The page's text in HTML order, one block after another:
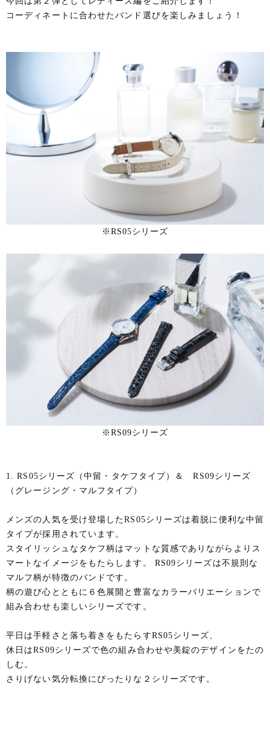
コーディネートに合わせたバンド選びを楽しみましょう！
※RS05シリーズ
※RS09シリーズ
1. RS05シリーズ（中留・タケフタイプ）＆ RS09シリーズ
（グレージング・マルフタイプ）
メンズの人気を受け登場したRS05シリーズは着脱に便利な中留
タイプが採用されています。
スタイリッシュなタケフ柄はマットな質感でありながらよりス
マートなイメージをもたらします。 RS09シリーズは不規則な
マルフ柄が特徴のバンドです。
柄の遊び心とともに６色展開と豊富なカラーバリエーションで
組み合わせも楽しいシリーズです。
平日は手軽さと落ち着きをもたらすRS05シリーズ、
休日はRS09シリーズで色の組み合わせや美錠のデザインをたの
しむ。
さりげない気分転換にぴったりな２シリーズです。